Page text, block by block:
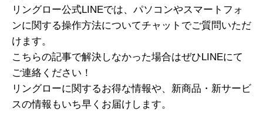
リングロー公式LINEでは、パソコンやスマートフォ
ンに関する操作方法についてチャットでご質問いただ
けます。
こちらの記事で解決しなかった場合はぜひLINEにて
ご連絡ください！
リングローに関するお得な情報や、新商品・新サービ
スの情報もいち早くお届けします。